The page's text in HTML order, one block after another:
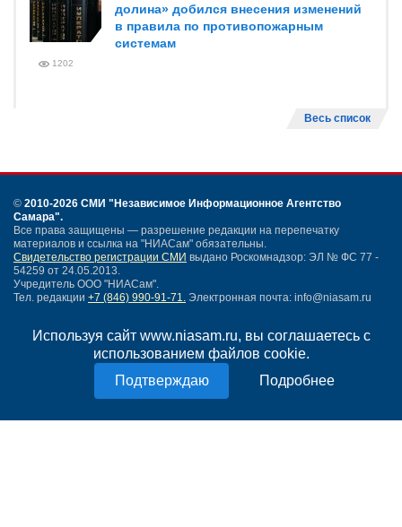
Используя сайт www.niasam.ru, вы соглашаетесь с
использованием файлов cookie.
Подробнее
долина» добился внесения изменений
в правила по противопожарным
системам
1202
Весь список
© 2010-2026 СМИ "Независимое Информационное Агентство
Самара".
Все права защищены — разрешение редакции на перепечатку
материалов и ссылка на "НИАСам" обязательны.
Свидетельство регистрации СМИ выдано Роскомнадзор: ЭЛ № ФС 77 -
54259 от 24.05.2013.
Учредитель ООО "НИАСам".
Тел. редакции +7 (846) 990-91-71. Электронная почта: info@niasam.ru
Карта сайта
Нашли ошибку?
Политика конфиденциальности
Согласие на обработку персональных данных